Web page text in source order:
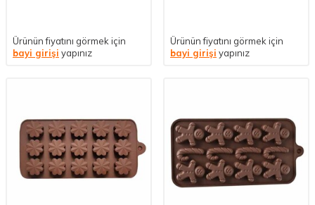
Ürünün fiyatını görmek için
bayi girişi yapınız
Ürünün fiyatını görmek için
bayi girişi yapınız